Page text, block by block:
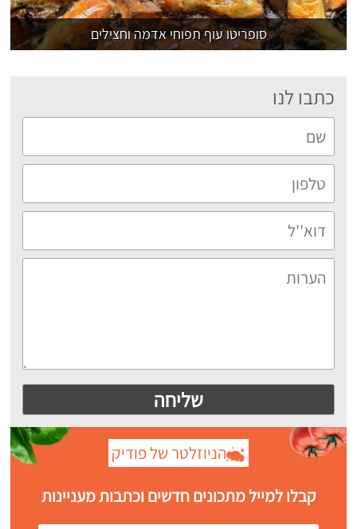
סופריטו עוף תפוחי אדמה וחצילים
כתבו לנו
הניוזלטר של פודיק
קבלו למייל מתכונים חדשים וכתבות מעניינות